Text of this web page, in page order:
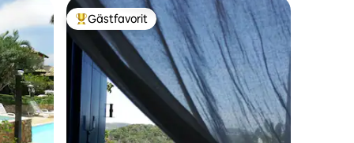
Populär gästfavorit
Gästfavorit